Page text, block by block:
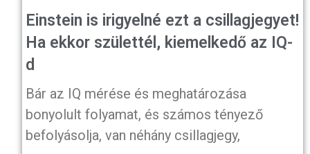
Einstein is irigyelné ezt a csillagjegyet!
Ha ekkor születtél, kiemelkedő az IQ-
d
Bár az IQ mérése és meghatározása
bonyolult folyamat, és számos tényező
befolyásolja, van néhány csillagjegy,